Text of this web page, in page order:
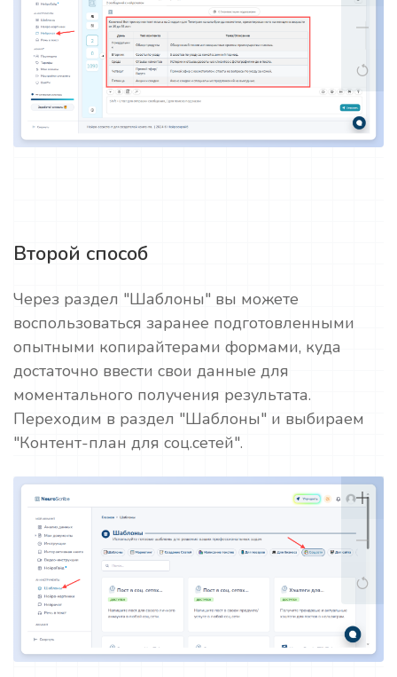
Второй способ
Через раздел "Шаблоны" вы можете
воспользоваться заранее подготовленными
опытными копирайтерами формами, куда
достаточно ввести свои данные для
моментального получения результата.
Переходим в раздел "Шаблоны" и выбираем
"Контент-план для соц.сетей".